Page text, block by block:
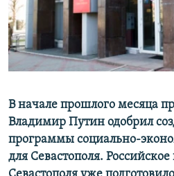
КРЫМ.НЕПОКОРЕННЫЙ
ELIFBE
УКРАИНСКАЯ ПРОБЛЕМА КРЫМА
В начале прошлого месяца
Владимир Путин одобрил
программы социально-
для Севастополя. Российское